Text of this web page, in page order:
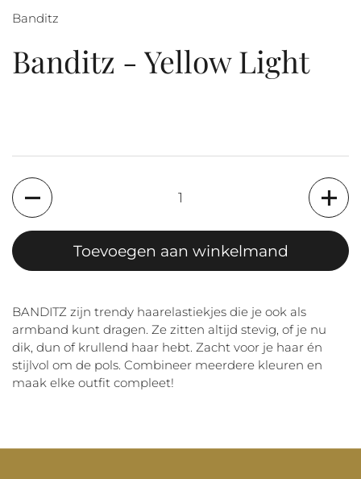
Banditz
Banditz - Yellow Light
Aantal
Toevoegen aan winkelmand
BANDITZ zijn trendy haarelastiekjes die je ook als
armband kunt dragen. Ze zitten altijd stevig, of je nu
dik, dun of krullend haar hebt. Zacht voor je haar én
stijlvol om de pols. Combineer meerdere kleuren en
maak elke outfit compleet!